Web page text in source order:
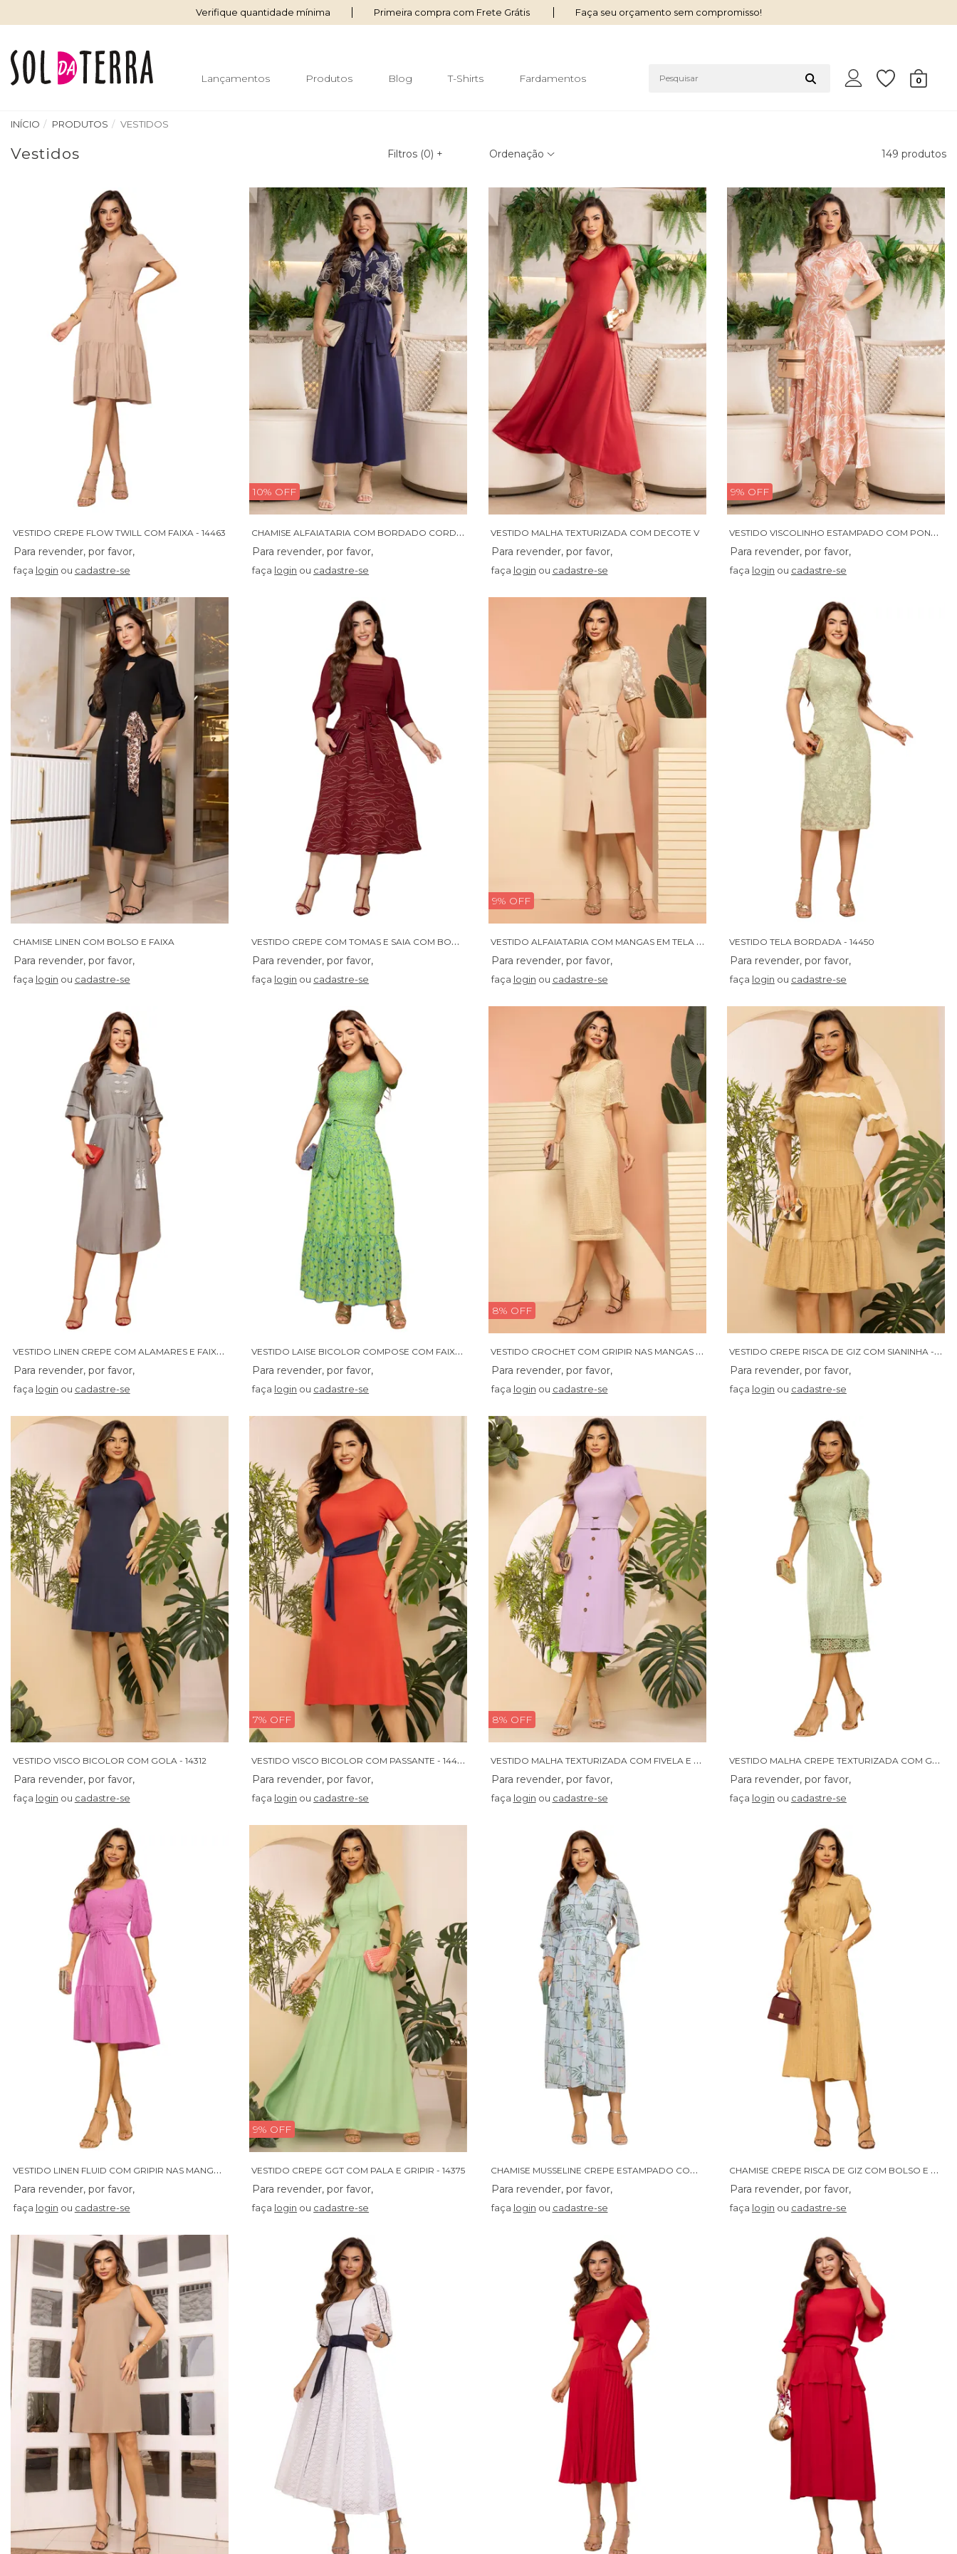
Verifique quantidade mínima Primeira compra com Frete Grátis Faça seu orçamento sem compromisso!
Lançamentos Produtos Blog T-Shirts Fardamentos 0
INÍCIO PRODUTOS VESTIDOS
Vestidos Filtros (0) + Ordenação 149 produtos
VESTIDO CREPE FLOW TWILL COM FAIXA - 14463
faça login ou cadastre-se
10% OFF
C
HAMISE ALFAIATARIA COM BORDADO CORDONE E BOLSOS - 14391
faça login ou cadastre-se
VESTIDO MALHA TEXTURIZADA COM DECOTE V
faça login ou cadastre-se
9% OFF
V
ESTIDO VISCOLINHO ESTAMPADO COM PONTAS ASSIMETRICAS
faça login ou cadastre-se
CHAMISE LINEN COM BOLSO E FAIXA
faça login ou cadastre-se
V
ESTIDO CREPE COM TOMAS E SAIA COM BORDADO
faça login ou cadastre-se
9% OFF
V
ESTIDO ALFAIATARIA COM MANGAS EM TELA BORDADA - 14438
faça login ou cadastre-se
VESTIDO TELA BORDADA - 14450
faça login ou cadastre-se
V
ESTIDO LINEN CREPE COM ALAMARES E FAIXA - 14371
faça login ou cadastre-se
V
ESTIDO LAISE BICOLOR COMPOSE COM FAIXA - 14522
faça login ou cadastre-se
8% OFF
V
ESTIDO CROCHET COM GRIPIR NAS MANGAS - 14452
faça login ou cadastre-se
V
ESTIDO CREPE RISCA DE GIZ COM SIANINHA - 14442
faça login ou cadastre-se
VESTIDO VISCO BICOLOR COM GOLA - 14312
faça login ou cadastre-se
7% OFF
V
ESTIDO VISCO BICOLOR COM PASSANTE - 14424
faça login ou cadastre-se
8% OFF
V
ESTIDO MALHA TEXTURIZADA COM FIVELA E BOTOES - 14430
faça login ou cadastre-se
V
ESTIDO MALHA CREPE TEXTURIZADA COM GRIPIR NAS MANGAS - 14380
faça login ou cadastre-se
V
ESTIDO LINEN FLUID COM GRIPIR NAS MANGAS E FAIXA - 14364
faça login ou cadastre-se
9% OFF
VESTIDO CREPE GGT COM PALA E GRIPIR - 14375
faça login ou cadastre-se
C
HAMISE MUSSELINE CREPE ESTAMPADO COM FAIXA - 14429
faça login ou cadastre-se
C
HAMISE CREPE RISCA DE GIZ COM BOLSO E FAIXA - 14418
faça login ou cadastre-se